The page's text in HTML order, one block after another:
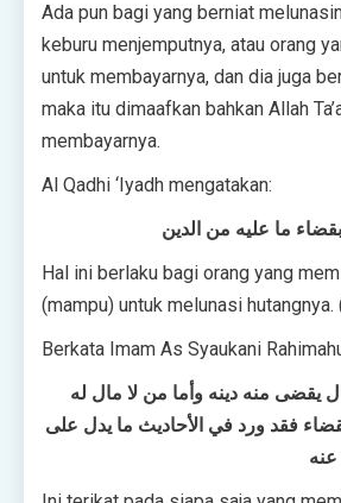
Ada pun bagi yang berniat
keburu menjemputnya, atau orang
untuk membayarnya, dan dia juga
maka itu dimaafkan bahkan Allah
membayarnya.
Al Qadhi ‘Iyadh mengatakan:
ما عليه من الدين
Hal ini berlaku bagi orang yang
(mampu) untuk melunasi
Berkata Imam As Syaukani
يقضى منه دينه وأما من لا مال له
فقد ورد في الأحاديث ما يدل على
عنه